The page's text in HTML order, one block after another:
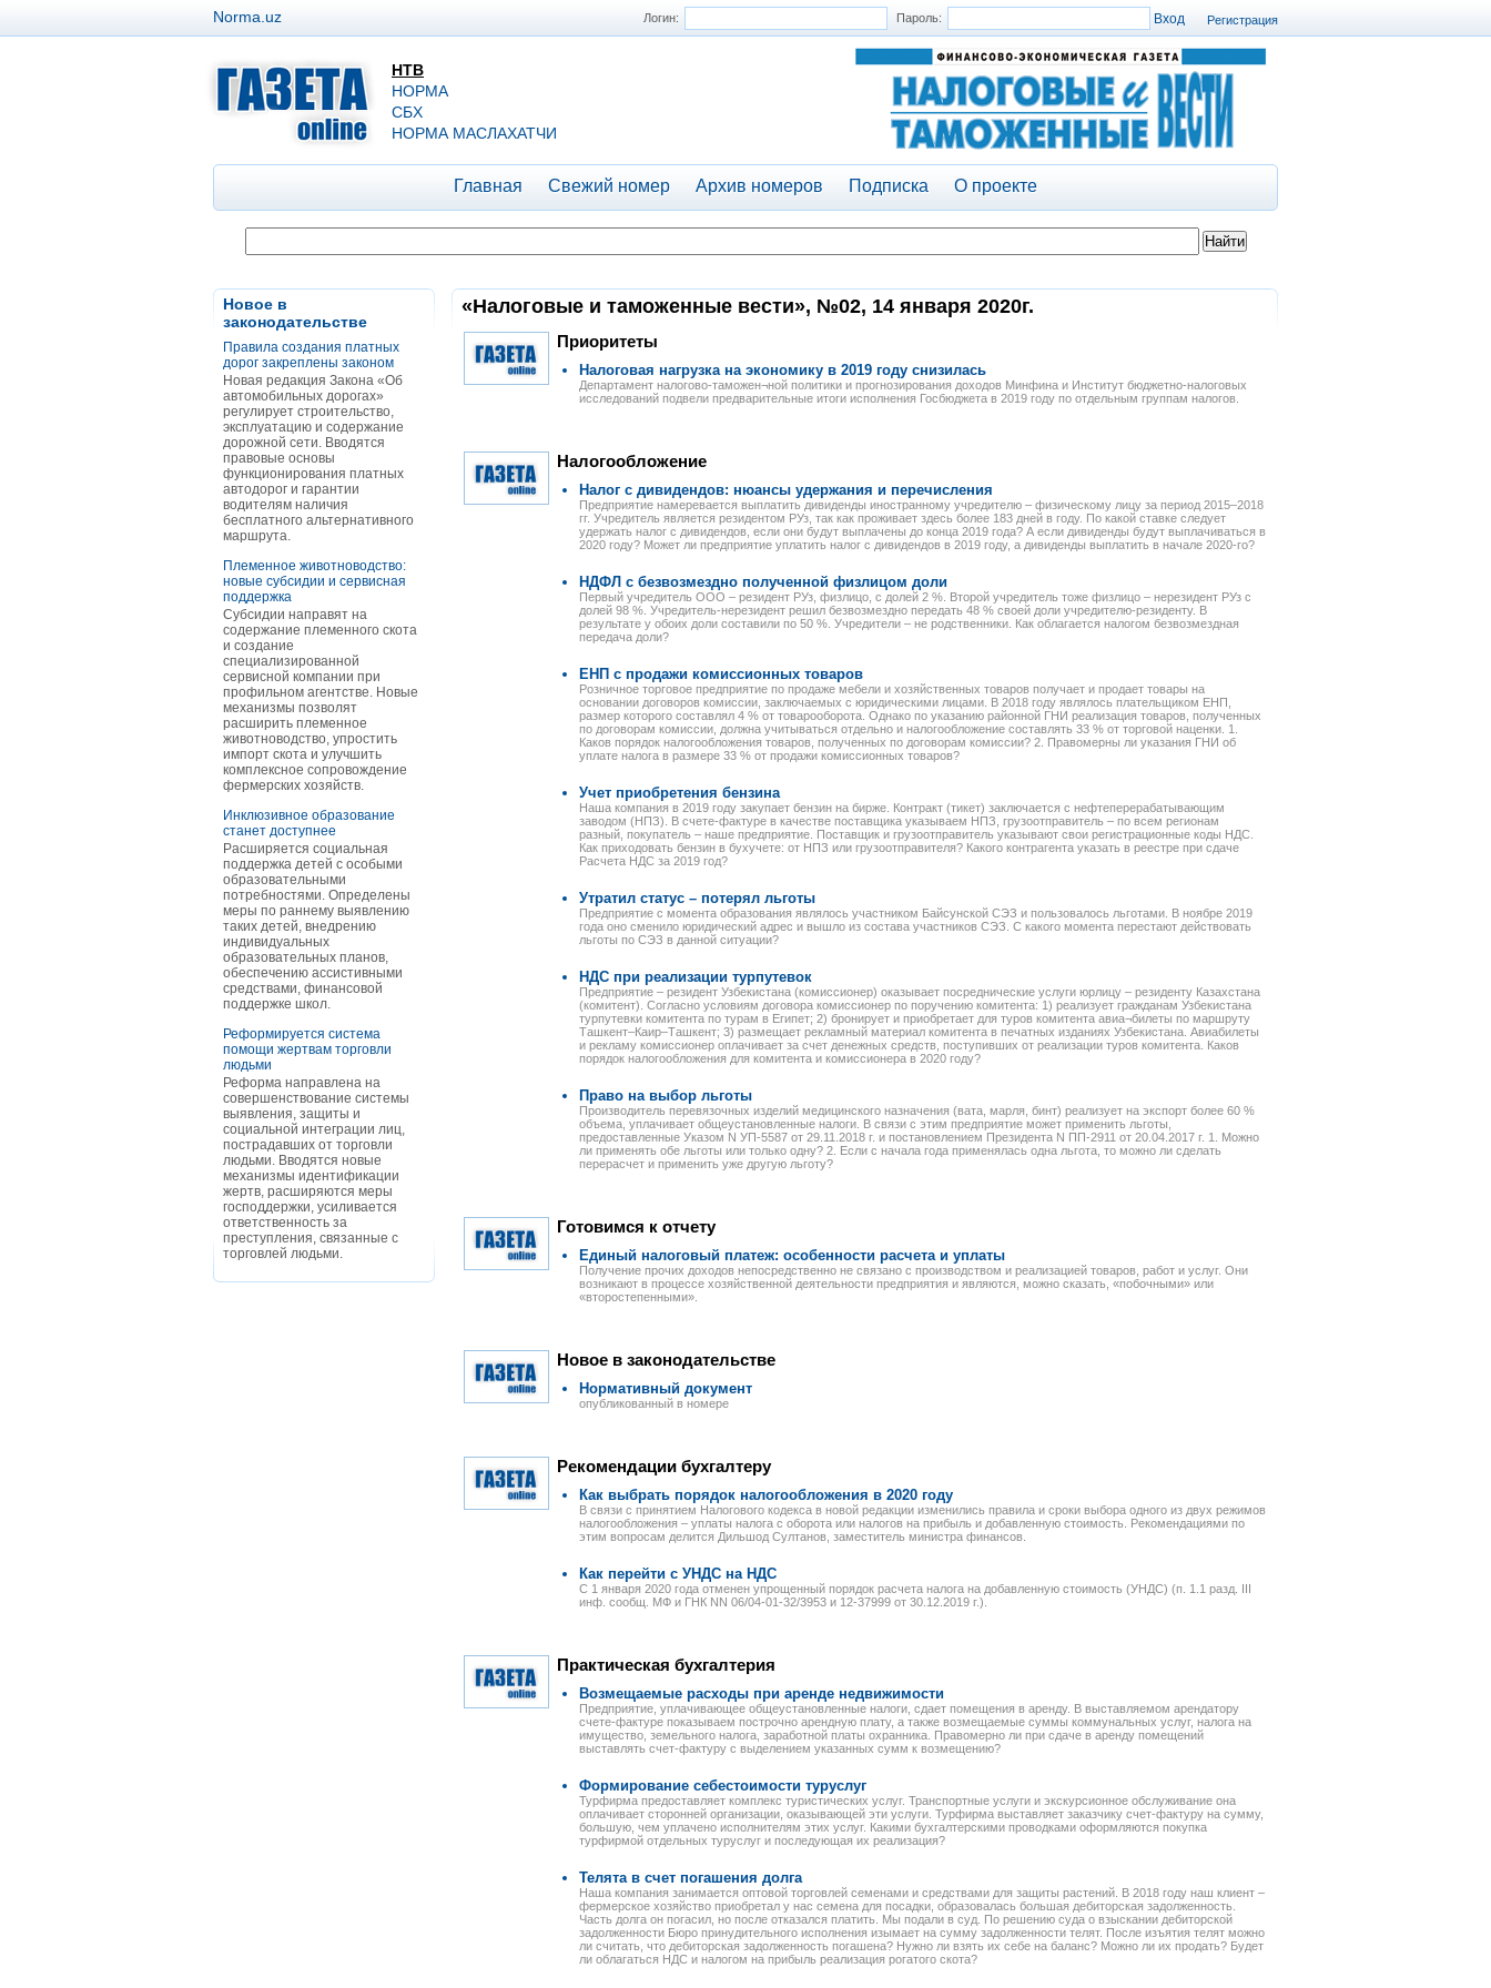
Регистрация
Логин: Пароль:
Norma.uz
НТВ
НОРМА
СБХ
НОРМА МАСЛАХАТЧИ
Главная Свежий номер Архив номеров Подписка О проекте
Новое в
законодательстве
Правила создания платных
дорог закреплены законом
Новая редакция Закона «Об
автомобильных дорогах»
регулирует строительство,
эксплуатацию и содержание
дорожной сети. Вводятся
правовые основы
функционирования платных
автодорог и гарантии
водителям наличия
бесплатного альтернативного
маршрута.
Племенное животноводство:
новые субсидии и сервисная
поддержка
Субсидии направят на
содержание племенного скота
и создание
специализированной
сервисной компании при
профильном агентстве. Новые
механизмы позволят
расширить племенное
животноводство, упростить
импорт скота и улучшить
комплексное сопровождение
фермерских хозяйств.
Инклюзивное образование
станет доступнее
Расширяется социальная
поддержка детей с особыми
образовательными
потребностями. Определены
меры по раннему выявлению
таких детей, внедрению
индивидуальных
образовательных планов,
обеспечению ассистивными
средствами, финансовой
поддержке школ.
Реформируется система
помощи жертвам торговли
людьми
Реформа направлена на
совершенствование системы
выявления, защиты и
социальной интеграции лиц,
пострадавших от торговли
людьми. Вводятся новые
механизмы идентификации
жертв, расширяются меры
господдержки, усиливается
ответственность за
преступления, связанные с
торговлей людьми.
«Налоговые и таможенные вести», №02, 14 января 2020г.
Приоритеты
Налоговая нагрузка на экономику в 2019 году снизилась
Департамент налогово-таможен¬ной политики и прогнозирования доходов Минфина и Институт бюджетно-налоговых
исследований подвели предварительные итоги исполнения Госбюджета в 2019 году по отдельным группам налогов.
Налогообложение
Налог с дивидендов: нюансы удержания и перечисления
Предприятие намеревается выплатить дивиденды иностранному учредителю – физическому лицу за период 2015–2018
гг. Учредитель является резидентом РУз, так как проживает здесь более 183 дней в году. По какой ставке следует
удержать налог с дивидендов, если они будут выплачены до конца 2019 года? А если дивиденды будут выплачиваться в
2020 году? Может ли предприятие уплатить налог с дивидендов в 2019 году, а дивиденды выплатить в начале 2020-го?
НДФЛ с безвозмездно полученной физлицом доли
Первый учредитель ООО – резидент РУз, физлицо, с долей 2 %. Второй учредитель тоже физлицо – нерезидент РУз с
долей 98 %. Учредитель-нерезидент решил безвозмездно передать 48 % своей доли учредителю-резиденту. В
результате у обоих доли составили по 50 %. Учредители – не родственники. Как облагается налогом безвозмездная
передача доли?
ЕНП с продажи комиссионных товаров
Розничное торговое предприятие по продаже мебели и хозяйственных товаров получает и продает товары на
основании договоров комиссии, заключаемых с юридическими лицами. В 2018 году являлось плательщиком ЕНП,
размер которого составлял 4 % от товарооборота. Однако по указанию районной ГНИ реализация товаров, полученных
по договорам комиссии, должна учитываться отдельно и налогообложение составлять 33 % от торговой наценки. 1.
Каков порядок налогообложения товаров, полученных по договорам комиссии? 2. Правомерны ли указания ГНИ об
уплате налога в размере 33 % от продажи комиссионных товаров?
Учет приобретения бензина
Наша компания в 2019 году закупает бензин на бирже. Контракт (тикет) заключается с нефтеперерабатывающим
заводом (НПЗ). В счете-фактуре в качестве поставщика указываем НПЗ, грузоотправитель – по всем регионам
разный, покупатель – наше предприятие. Поставщик и грузоотправитель указывают свои регистрационные коды НДС.
Как приходовать бензин в бухучете: от НПЗ или грузоотправителя? Какого контрагента указать в реестре при сдаче
Расчета НДС за 2019 год?
Утратил статус – потерял льготы
Предприятие с момента образования являлось участником Байсунской СЭЗ и пользовалось льготами. В ноябре 2019
года оно сменило юридический адрес и вышло из состава участников СЭЗ. С какого момента перестают действовать
льготы по СЭЗ в данной ситуации?
НДС при реализации турпутевок
Предприятие – резидент Узбекистана (комиссионер) оказывает посреднические услуги юрлицу – резиденту Казахстана
(комитент). Согласно условиям договора комиссионер по поручению комитента: 1) реализует гражданам Узбекистана
турпутевки комитента по турам в Египет; 2) бронирует и приобретает для туров комитента авиа¬билеты по маршруту
Ташкент–Каир–Ташкент; 3) размещает рекламный материал комитента в печатных изданиях Узбекистана. Авиабилеты
и рекламу комиссионер оплачивает за счет денежных средств, поступивших от реализации туров комитента. Каков
порядок налогообложения для комитента и комиссионера в 2020 году?
Право на выбор льготы
Производитель перевязочных изделий медицинского назначения (вата, марля, бинт) реализует на экспорт более 60 %
объема, уплачивает общеустановленные налоги. В связи с этим предприятие может применить льготы,
предоставленные Указом N УП-5587 от 29.11.2018 г. и постановлением Президента N ПП-2911 от 20.04.2017 г. 1. Можно
ли применять обе льготы или только одну? 2. Если с начала года применялась одна льгота, то можно ли сделать
перерасчет и применить уже другую льготу?
Готовимся к отчету
Единый налоговый платеж: особенности расчета и уплаты
Получение прочих доходов непосредственно не связано с производством и реализацией товаров, работ и услуг. Они
возникают в процессе хозяйственной деятельности предприятия и являются, можно сказать, «побочными» или
«второстепенными».
Новое в законодательстве
Нормативный документ
опубликованный в номере
Рекомендации бухгалтеру
Как выбрать порядок налогообложения в 2020 году
В связи с принятием Налогового кодекса в новой редакции изменились правила и сроки выбора одного из двух режимов
налогообложения – уплаты налога с оборота или налогов на прибыль и добавленную стоимость. Рекомендациями по
этим вопросам делится Дильшод Султанов, заместитель министра финансов.
Как перейти с УНДС на НДС
С 1 января 2020 года отменен упрощенный порядок расчета налога на добавленную стоимость (УНДС) (п. 1.1 разд. III
инф. сообщ. МФ и ГНК NN 06/04-01-32/3953 и 12-37999 от 30.12.2019 г.).
Практическая бухгалтерия
Возмещаемые расходы при аренде недвижимости
Предприятие, уплачивающее общеустановленные налоги, сдает помещения в аренду. В выставляемом арендатору
счете-фактуре показываем построчно арендную плату, а также возмещаемые суммы коммунальных услуг, налога на
имущество, земельного налога, заработной платы охранника. Правомерно ли при сдаче в аренду помещений
выставлять счет-фактуру с выделением указанных сумм к возмещению?
Формирование себестоимости туруслуг
Турфирма предоставляет комплекс туристических услуг. Транспортные услуги и экскурсионное обслуживание она
оплачивает сторонней организации, оказывающей эти услуги. Турфирма выставляет заказчику счет-фактуру на сумму,
большую, чем уплачено исполнителям этих услуг. Какими бухгалтерскими проводками оформляются покупка
турфирмой отдельных туруслуг и последующая их реализация?
Телята в счет погашения долга
Наша компания занимается оптовой торговлей семенами и средствами для защиты растений. В 2018 году наш клиент –
фермерское хозяйство приобретал у нас семена для посадки, образовалась большая дебиторская задолженность.
Часть долга он погасил, но после отказался платить. Мы подали в суд. По решению суда о взыскании дебиторской
задолженности Бюро принудительного исполнения изымает на сумму задолженности телят. После изъятия телят можно
ли считать, что дебиторская задолженность погашена? Нужно ли взять их себе на баланс? Можно ли их продать? Будет
ли облагаться НДС и налогом на прибыль реализация рогатого скота?